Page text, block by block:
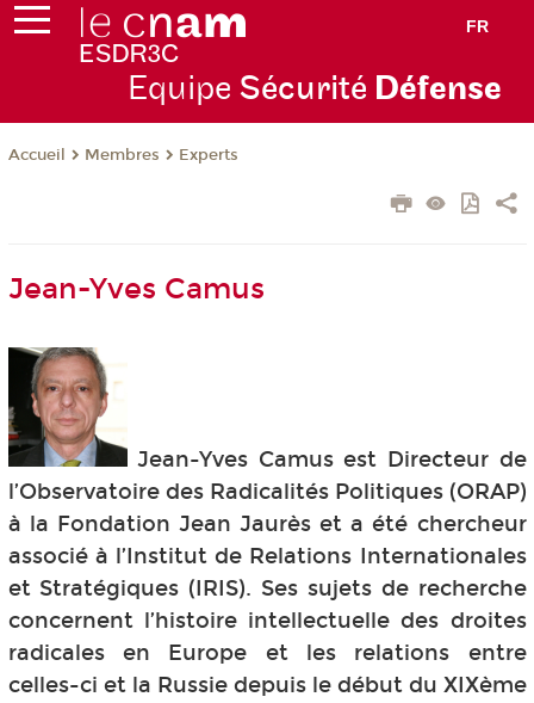
FR
Equipe Sécurité Défense
Accueil Membres Experts
Jean-Yves Camus
Jean-Yves Camus est Directeur de
l’Observatoire des Radicalités Politiques (ORAP)
à la Fondation Jean Jaurès et a été chercheur
associé à l’Institut de Relations Internationales
et Stratégiques (IRIS). Ses sujets de recherche
concernent l’histoire intellectuelle des droites
radicales en Europe et les relations entre
celles-ci et la Russie depuis le début du XIXème